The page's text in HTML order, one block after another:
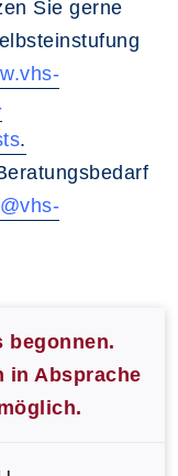
Sie gerne
.
begonnen.
in Absprache